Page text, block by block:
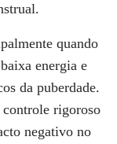
quando
energia e
da puberdade.
controle rigoroso
negativo no